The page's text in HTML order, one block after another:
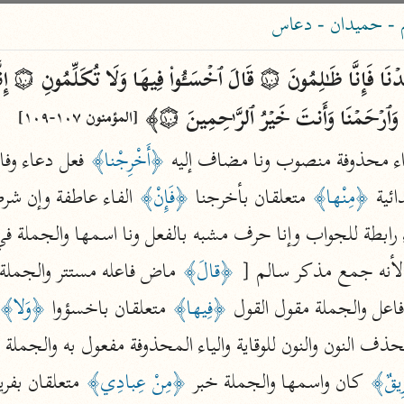
ساهم معنا في نشر القرآن والعلم الشرعي
الباحث القرآني
علوم
Type 2 or
1 or
more
عامّة
فتح البيان
صديق حسن خان (١٣٠٧ هـ)
نحو ١٢ مجلدًا
فتح القدير
الشوكاني (١٢٥٠ هـ)
معاصرة
- حميدان - دعاس
وَأَنتَ خَیۡرُ ٱلرَّ ٰ⁠حِمِینَ ۝١٠٩﴾
[المؤمنون ١٠٧-١٠٩]
محذوفة منصوب ونا مضاف إليه ﴿أَخْرِجْنا﴾
﴿مِنْها﴾ متعلقان بأخرجنا ﴿فَإِنْ﴾ الفاء عاطفة وإن
رابطة للجواب وإنا حرف مشبه بالفعل ونا اسمها
لأنه جمع مذكر سالم [ ﴿قالَ﴾ ماض فاعله مستتر
والجملة مقول القول ﴿فِيها﴾ متعلقان باخسؤوا ﴿وَلا﴾
النون والنون للوقاية والياء المحذوفة مفعول به
كان واسمها والجملة خبر ﴿مِنْ عِبادِي﴾ متعلقان